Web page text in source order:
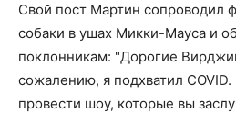
Свой пост Мартин сопроводил
собаки в ушах Микки-Мауса и
поклонникам: "Дорогие
сожалению, я подхватил
провести шоу, которые вы